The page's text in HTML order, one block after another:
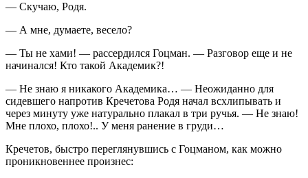
— Скучаю, Родя.
— А мне, думаете, весело?
— Ты не хами! — рассердился Гоцман. — Разговор еще и не
начинался! Кто такой Академик?!
— Не знаю я никакого Академика… — Неожиданно для
сидевшего напротив Кречетова Родя начал всхлипывать и
через минуту уже натурально плакал в три ручья. — Не знаю!
Мне плохо, плохо!.. У меня ранение в груди…
Кречетов, быстро переглянувшись с Гоцманом, как можно
проникновеннее произнес: